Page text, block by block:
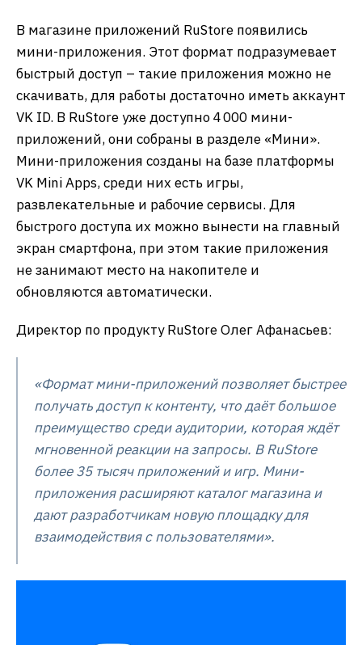
В магазине приложений RuStore появились
мини-приложения. Этот формат подразумевает
быстрый доступ – такие приложения можно не
скачивать, для работы достаточно иметь аккаунт
VK ID. В RuStore уже доступно 4 000 мини-
приложений, они собраны в разделе «Мини».
Мини-приложения созданы на базе платформы
VK Mini Apps, среди них есть игры,
развлекательные и рабочие сервисы. Для
быстрого доступа их можно вынести на главный
экран смартфона, при этом такие приложения
не занимают место на накопителе и
обновляются автоматически.
Директор по продукту RuStore Олег Афанасьев:
«Формат мини-приложений позволяет быстрее
получать доступ к контенту, что даёт большое
преимущество среди аудитории, которая ждёт
мгновенной реакции на запросы. В RuStore
более 35 тысяч приложений и игр. Мини-
приложения расширяют каталог магазина и
дают разработчикам новую площадку для
взаимодействия с пользователями».